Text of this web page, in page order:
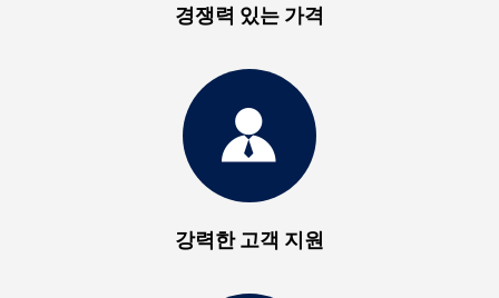
경쟁력 있는 가격
강력한 고객 지원